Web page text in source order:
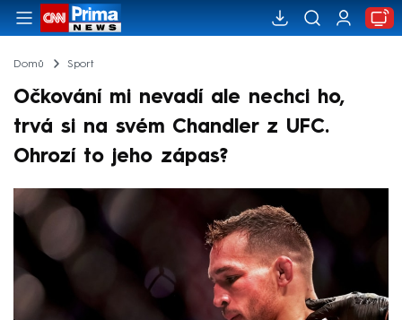
Domů Sport
Očkování mi nevadí ale nechci ho,
trvá si na svém Chandler z UFC.
Ohrozí to jeho zápas?